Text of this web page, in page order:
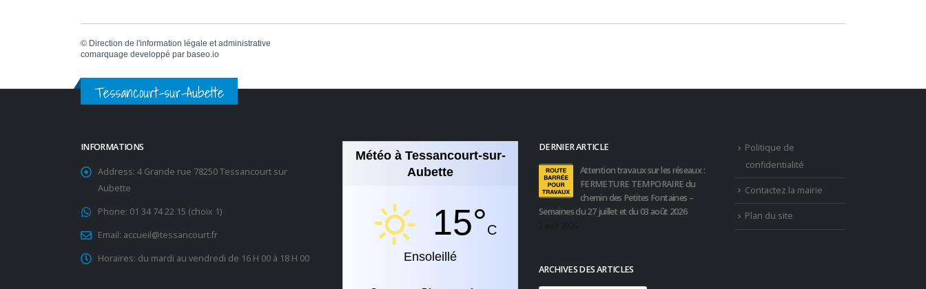
© Direction de l'information légale et administrative
comarquage developpé par baseo.io
Tessancourt-sur-Aubette
INFORMATIONS
Address: 4 Grande rue 78250 Tessancourt sur
Aubette
Phone: 01 34 74 22 15 (choix 1)
Email: accueil@tessancourt.fr
Horaires: du mardi au vendredi de 16 H 00 à 18 H 00
Météo à Tessancourt-sur-
Aubette
15°C
Ensoleillé
DERNIER ARTICLE
Attention travaux sur les réseaux :
FERMETURE TEMPORAIRE du
chemin des Petites Fontaines –
Semaines du 27 juillet et du 03 août 2026
ARCHIVES DES ARTICLES
Politique de
confidentialité
Contactez la mairie
Plan du site